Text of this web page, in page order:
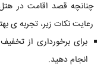
چنانچه قصد اقامت در
رعایت نکات زیر، تجربه ی
برای برخورداری از
انجام دهید.